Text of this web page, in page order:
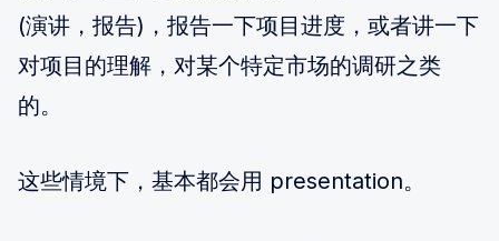
(演讲，报告)，报告一下项目进度，或者讲一下
对项目的理解，对某个特定市场的调研之类
的。
这些情境下，基本都会用 presentation。